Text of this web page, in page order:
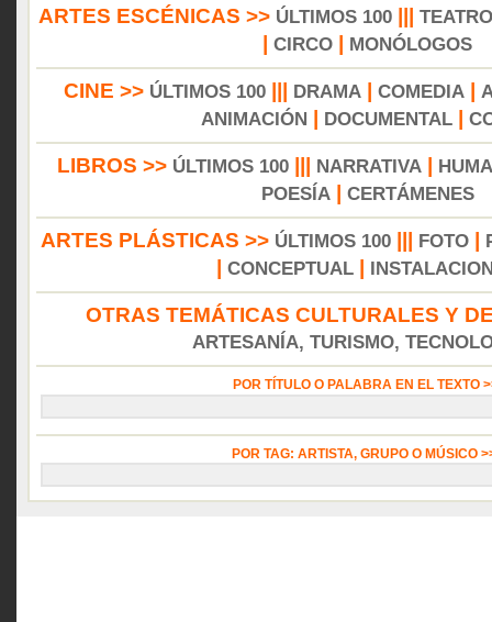
ARTES ESCÉNICAS >> ÚLTIMOS 100||| TEATRO
CIRCO MONÓLOGOS
CINE >> ÚLTIMOS 100 DRAMA COMEDIA
ANIMACIÓN
DOCUMENTAL|
LIBROS >> ÚLTIMOS 100 NARRATIVA
POESÍA| CERTÁMENES
ARTES PLÁSTICAS >> ÚLTIMOS 100 FOTO
CONCEPTUAL
OTRAS TEMÁTICAS CULTURALES Y
ARTESANÍA, TURISMO,
POR TÍTULO O PALABRA EN EL TEXTO
POR TAG: ARTISTA, GRUPO O MÚSICO